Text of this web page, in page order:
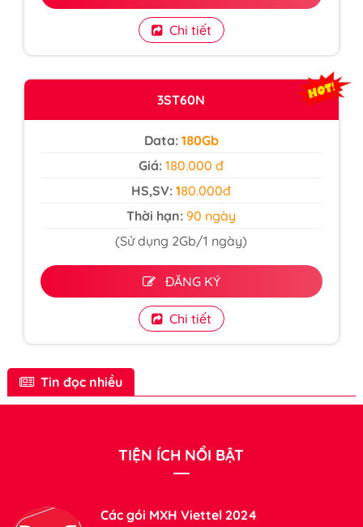
Chi tiết
3ST60N
Data:180Gb
Giá:180.000 đ
HS,SV: 180.000đ
Thời hạn: 90 ngày
(Sử dụng 2Gb/1 ngày)
ĐĂNG KÝ
Chi tiết
Tin đọc nhiều
TIỆN ÍCH NỔI BẬT
Các gói MXH Viettel 2024